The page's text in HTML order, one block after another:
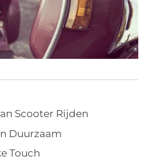
Scooter Rijden
Duurzaam
Touch